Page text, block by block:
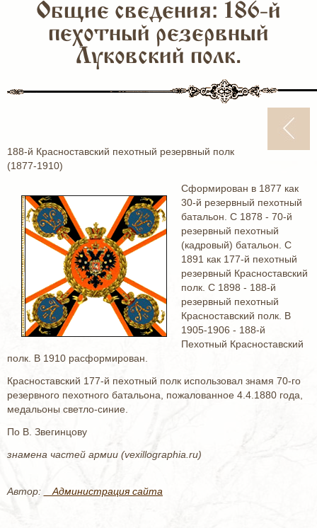
Общие сведения: 186-й
пехотный резервный
Луковский полк.
188-й Красноставский пехотный резервный полк
(1877-1910)
Сформирован в 1877 как
30-й резервный пехотный
батальон. С 1878 - 70-й
резервный пехотный
(кадровый) батальон. С
1891 как 177-й пехотный
резервный Красноставский
полк. С 1898 - 188-й
резервный пехотный
Красноставский полк. В
1905-1906 - 188-й
Пехотный Красноставский
полк. В 1910 расформирован.
Красноставский 177-й пехотный полк использовал знамя 70-го
резервного пехотного батальона, пожалованное 4.4.1880 года,
медальоны светло-синие.
По В. Звегинцову
знамена частей армии (vexillographia.ru)
Автор: _ Администрация сайта